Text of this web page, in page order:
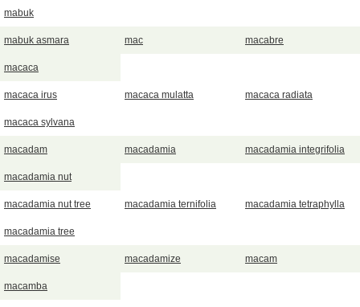
mabuk
mabuk asmara mac macabre
macaca
macaca irus macaca mulatta macaca radiata
macaca sylvana
macadam macadamia macadamia integrifolia
macadamia nut
macadamia nut tree macadamia ternifolia macadamia tetraphylla
macadamia tree
macadamise macadamize macam
macamba